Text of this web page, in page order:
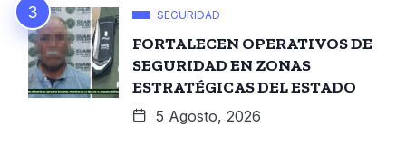
SEGURIDAD
FORTALECEN OPERATIVOS DE
SEGURIDAD EN ZONAS
ESTRATÉGICAS DEL ESTADO
5 Agosto, 2026